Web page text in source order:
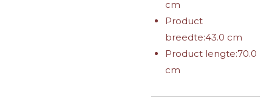
cm
Product
breedte:43.0 cm
Product lengte:70.0
cm